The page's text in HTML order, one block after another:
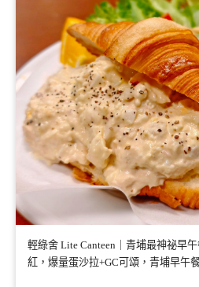
輕綠舍 Lite Canteen｜青埔最神祕早
紅，爆量蛋沙拉+GC可頌，青埔早午